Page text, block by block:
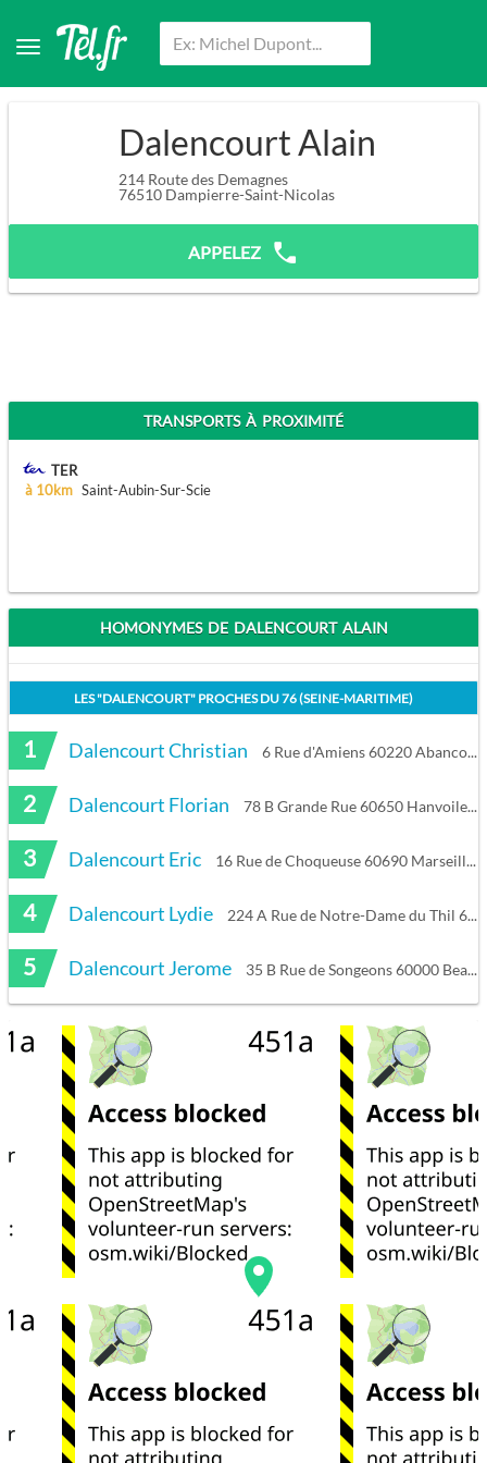
Dalencourt Alain
214 Route des Demagnes
76510 Dampierre-Saint-Nicolas
APPELEZ
TRANSPORTS À PROXIMITÉ
TER
à 10km Saint-Aubin-Sur-Scie
HOMONYMES DE DALENCOURT ALAIN
LES "DALENCOURT" PROCHES DU76 (SEINE-MARITIME)
1 Dalencourt Christian 6 Rue d'Amiens 60220 Abancourt
2 Dalencourt Florian 78 B Grande Rue 60650 Hanvoile
3 Dalencourt Eric 16 Rue de Choqueuse 60690 Marseille-en-Beauvaisis
4 Dalencourt Lydie 224 A Rue de Notre-Dame du Thil 60000 Beauvais
5 Dalencourt Jerome 35 B Rue de Songeons 60000 Beauvais